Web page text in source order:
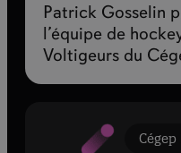
Patrick Gosselin
l’équipe de
Voltigeurs du